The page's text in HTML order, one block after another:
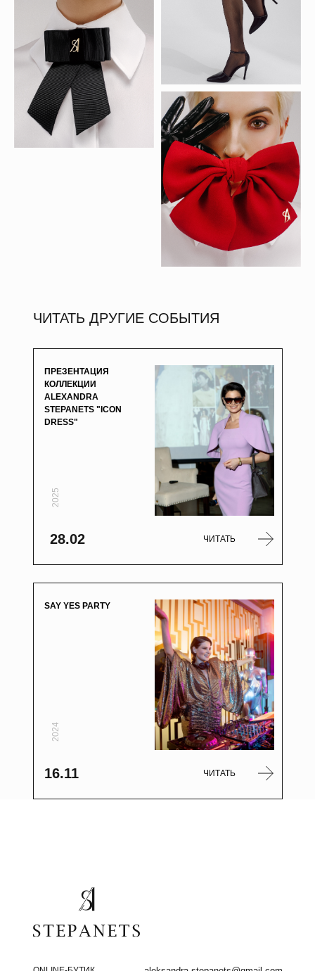
ЧИТАТЬ ДРУГИЕ СОБЫТИЯ
ПРЕЗЕНТАЦИЯ
КОЛЛЕКЦИИ
ALEXANDRA
STEPANETS "ICON
DRESS"
2025
28.02 ЧИТАТЬ
SAY YES PARTY
2024
16.11 ЧИТАТЬ